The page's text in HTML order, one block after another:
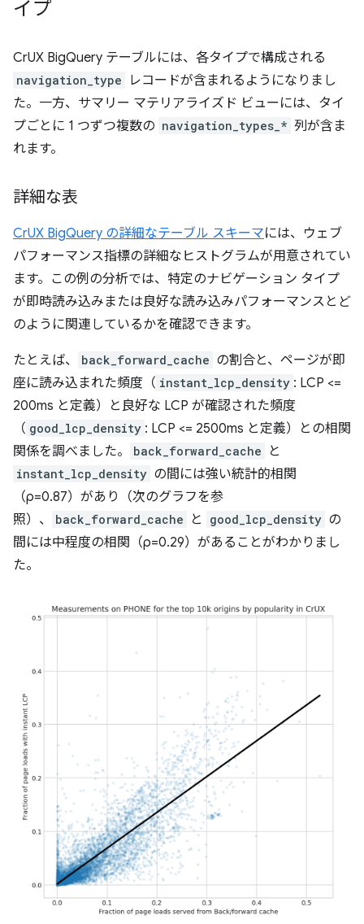
イプ
CrUX BigQuery テーブルには、各タイプで構成される
navigation_type
レコードが含まれるようになりまし
た。一方、サマリー マテリアライズド ビューには、タイ
プごとに 1 つずつ複数の navigation_types_* 列が含ま
れます。
詳細な表
CrUX BigQuery の詳細なテーブル スキーマには、ウェブ
パフォーマンス指標の詳細なヒストグラムが用意されてい
ます。この例の分析では、特定のナビゲーション タイプ
が即時読み込みまたは良好な読み込みパフォーマンスとど
のように関連しているかを確認できます。
たとえば、 back_forward_cache の割合と、ページが即
座に読み込まれた頻度（ instant_lcp_density : LCP <=
200ms と定義）と良好な LCP が確認された頻度
（ good_lcp_density : LCP <= 2500ms と定義）との相関
関係を調べました。
back_forward_cache と
instant_lcp_density の間には強い統計的相関
（ρ=0.87）があり（次のグラフを参
照）、
back_forward_cache と good_lcp_density の
間には中程度の相関（ρ=0.29）があることがわかりまし
た。